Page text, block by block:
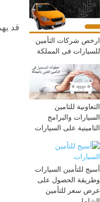
ارخص شركات التأمين
للسيارات فى المملكة
التعاونية للتامين
السيارات والبرامج
التامينية على السيارات
أسيج للتأمين السيارات
وطريقة الحصول على
عرض سعر للتأمين
قد